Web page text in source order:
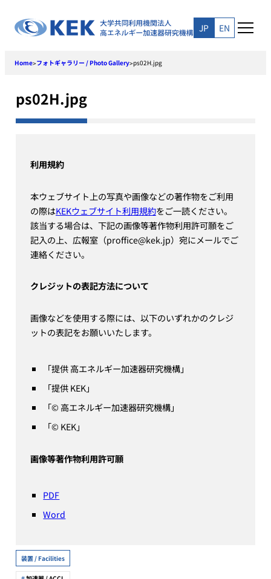
content
JP EN
Home>フォトギャラリー / Photo Gallery>ps02H.jpg
ps02H.jpg
利用規約
本ウェブサイト上の写真や画像などの著作物をご利用
の際はKEKウェブサイト利用規約をご一読ください。
該当する場合は、下記の画像等著作物利用許可願をご
記入の上、広報室（proffice@kek.jp）宛にメールでご
連絡ください。
クレジットの表記方法について
画像などを使用する際には、以下のいずれかのクレジ
ットの表記をお願いいたします。
「提供 高エネルギー加速器研究機構」
「提供 KEK」
「© 高エネルギー加速器研究機構」
「© KEK」
画像等著作物利用許可願
PDF
Word
装置 / Facilities